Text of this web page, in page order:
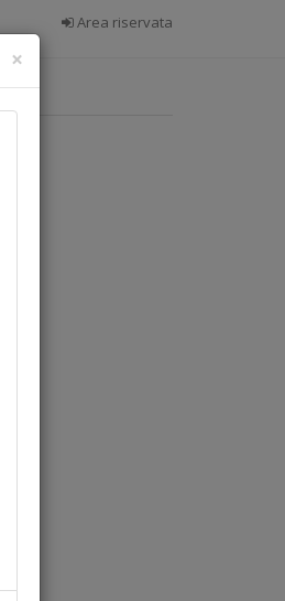
Area riservata
×